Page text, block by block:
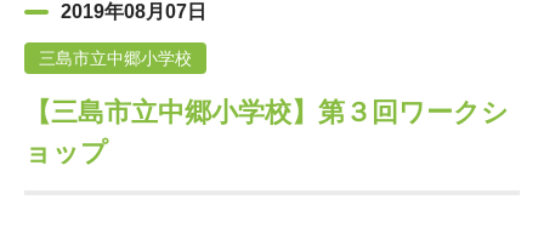
設立趣意書
沿革 40年史デジタルブック
中谷財団事業紹介
神戸賞 長期大型研究助成
中谷財団動画紹介
その他情報
2019年08月07日
三島市立中郷小学校
【三島市立中郷小学校】第３回ワークシ
ョップ